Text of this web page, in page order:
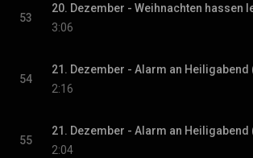
53
20. Dezember - Weihnachten hassen
3:06
54
21. Dezember - Alarm an Heiligabend
2:16
55
21. Dezember - Alarm an Heiligabend
2:04